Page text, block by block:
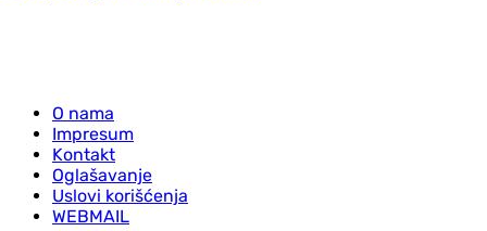
O nama
Impresum
Kontakt
Oglašavanje
Uslovi korišćenja
WEBMAIL